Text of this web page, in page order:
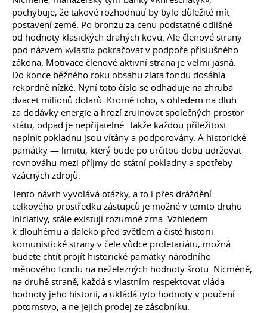
pochybuje, že takové rozhodnutí by bylo důležité mít
postavení země. Po bronzu za cenu podstatně odlišné
od hodnoty klasických drahých kovů. Ale členové strany
pod názvem «vlasti» pokračovat v podpoře příslušného
zákona. Motivace členové aktivní strana je velmi jasná.
Do konce běžného roku obsahu zlata fondu dosáhla
rekordně nízké. Nyní toto číslo se odhaduje na zhruba
dvacet milionů dolarů. Kromě toho, s ohledem na dluh
za dodávky energie a hrozí zruinovat společných prostor
státu, odpad je nepřijatelné. Takže každou příležitost
naplnit pokladnu jsou vítány a podporovány. A historické
památky — limitu, který bude po určitou dobu udržovat
rovnováhu mezi příjmy do státní pokladny a spotřeby
vzácných zdrojů.
Tento návrh vyvolává otázky, a to i přes dráždění
celkového prostředku zástupců je možné v tomto druhu
iniciativy, stále existují rozumné zrna. Vzhledem
k dlouhému a daleko před světlem a čisté historii
komunistické strany v čele vůdce proletariátu, možná
budete chtít projít historické památky národního
měnového fondu na neželezných hodnoty šrotu. Nicméně,
na druhé straně, každá s vlastním respektovat vláda
hodnoty jeho historii, a ukládá tyto hodnoty v poučení
potomstvo, a ne jejich prodej ze zásobníku.